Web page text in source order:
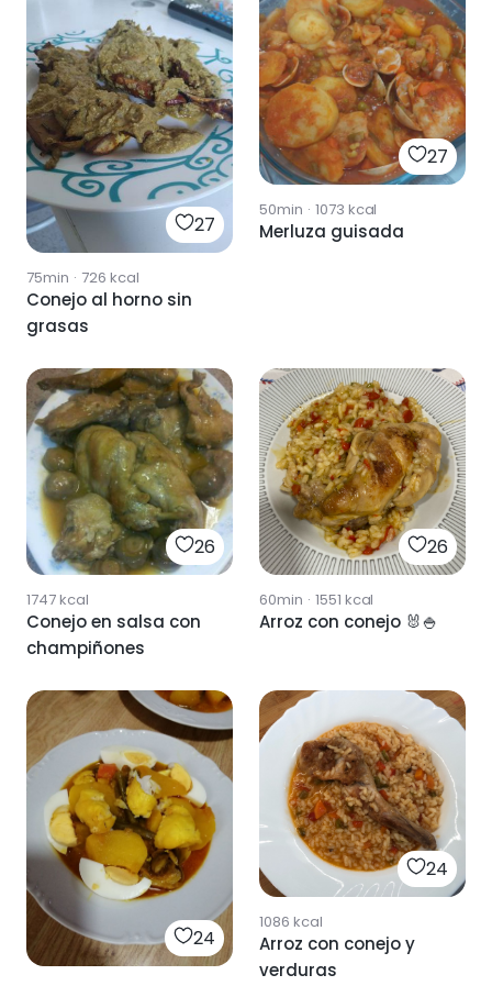
27
75min · 726 kcal
Conejo al horno sin
grasas
27
50min · 1073 kcal
Merluza guisada
26
1747kcal
Conejo en salsa con
champiñones
26
60min · 1551 kcal
Arroz con conejo 🐰🍚
24
24
1086 kcal
Arroz con conejo y
verduras